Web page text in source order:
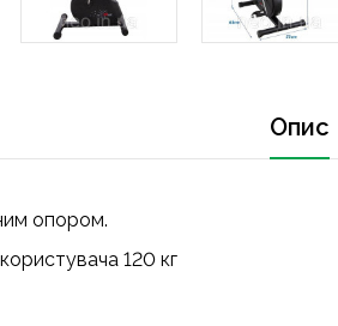
Опис
опором.
120 кг